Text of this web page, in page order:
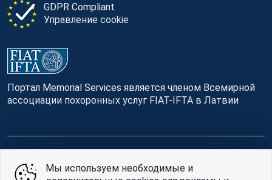
GDPR Compliant
Управление cookie
Портал Memorial Services является членом Всемирной
ассоциации похоронных услуг FIAT-IFTA в Латвии
© Memorial Services, 2016 — 2026 pr3-g
Мы используем необходимые и